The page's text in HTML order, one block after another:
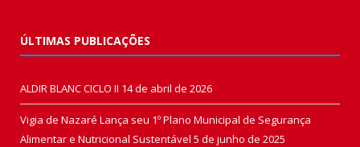
ÚLTIMAS PUBLICAÇÕES
ALDIR BLANC CICLO II 14 de abril de 2026
Vigia de Nazaré Lança seu 1º Plano Municipal de Segurança
Alimentar e Nutricional Sustentável 5 de junho de 2025